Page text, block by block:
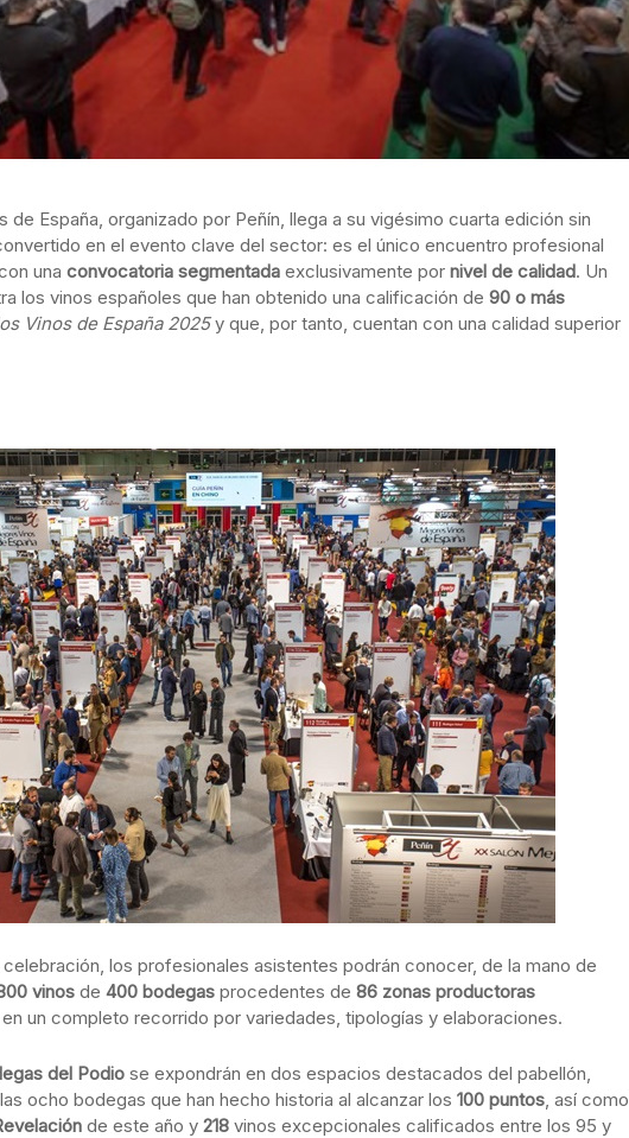
de España, organizado por Peñín, llega a su vigésimo cuarta edición sin
en el evento clave del sector: es el único encuentro profesional
una convocatoria segmentada exclusivamente por nivel de calidad. Un
los vinos españoles que han obtenido una calificación de 90 o más
Vinos de España 2025y que, por tanto, cuentan con una calidad superior
los profesionales asistentes podrán conocer, de la mano de
vinos de 400 bodegas procedentes de 86 zonas productoras
en un completo recorrido por variedades, tipologías y elaboraciones.
del Podio se expondrán en dos espacios destacados del pabellón,
ocho bodegas que han hecho historia al alcanzar los 100 puntos, así como
de este año y 218 vinos excepcionales calificados entre los 95 y